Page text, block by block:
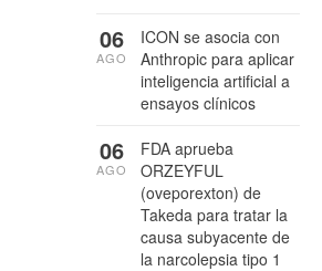
ICON se asocia con
Anthropic para aplicar
inteligencia artificial a
ensayos clínicos
06
AGO
FDA aprueba
ORZEYFUL
(oveporexton) de
Takeda para tratar la
causa subyacente de
la narcolepsia tipo 1
06
AGO